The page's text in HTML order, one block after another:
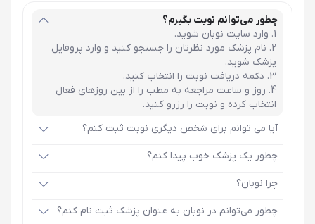
چطور می‌توانم نوبت بگیرم؟
وارد سایت نوبان شوید.
نام پزشک مورد نظرتان را جستجو کنید و وارد پروفایل
پزشک شوید.
دکمه دریافت نوبت را انتخاب کنید.
روز و ساعت مراجعه به مطب را از بین روزهای فعال
انتخاب کرده و نوبت را رزرو کنید.
آیا می توانم برای شخص دیگری نوبت ثبت کنم؟
چطور یک پزشک خوب پیدا کنم؟
چرا نوبان؟
چطور می‌توانم در نوبان به عنوان پزشک ثبت نام کنم؟